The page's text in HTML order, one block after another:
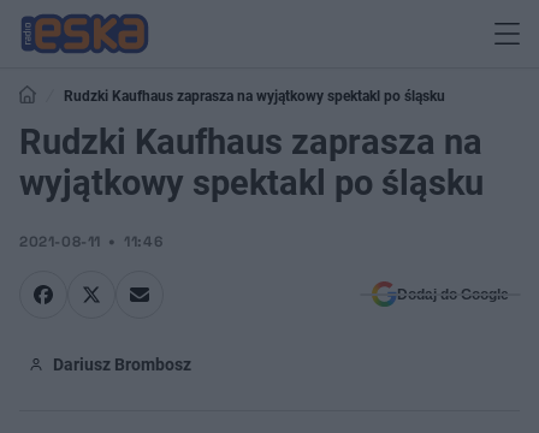
Rudzki Kaufhaus zaprasza na wyjątkowy spektakl po śląsku
Rudzki Kaufhaus zaprasza na
wyjątkowy spektakl po śląsku
2021-08-11 11:46
Dodaj do Google
Dariusz Brombosz